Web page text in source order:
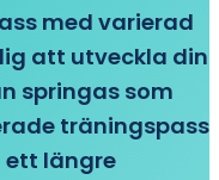
med varierad
att utveckla din
springas som
träningspass
ett längre